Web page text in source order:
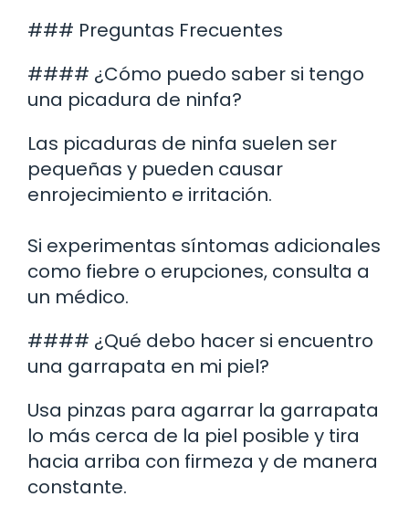
### Preguntas Frecuentes
#### ¿Cómo puedo saber si tengo
una picadura de ninfa?
Las picaduras de ninfa suelen ser
pequeñas y pueden causar
enrojecimiento e irritación.
Si experimentas síntomas adicionales
como fiebre o erupciones, consulta a
un médico.
#### ¿Qué debo hacer si encuentro
una garrapata en mi piel?
Usa pinzas para agarrar la garrapata
lo más cerca de la piel posible y tira
hacia arriba con firmeza y de manera
constante.